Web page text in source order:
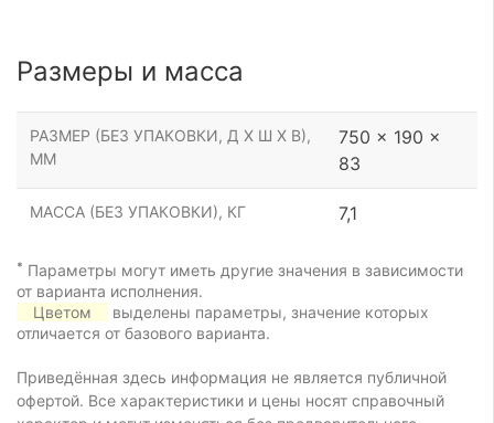
Размеры и масса
РАЗМЕР (БЕЗ УПАКОВКИ, Д Х Ш Х В),
ММ
750 x 190 x
83
МАССА (БЕЗ УПАКОВКИ), КГ 7,1
* Параметры могут иметь другие значения в зависимости
от варианта исполнения.
Цветом
выделены параметры, значение которых
отличается от базового варианта.
Приведённая здесь информация не является публичной
офертой. Все характеристики и цены носят справочный